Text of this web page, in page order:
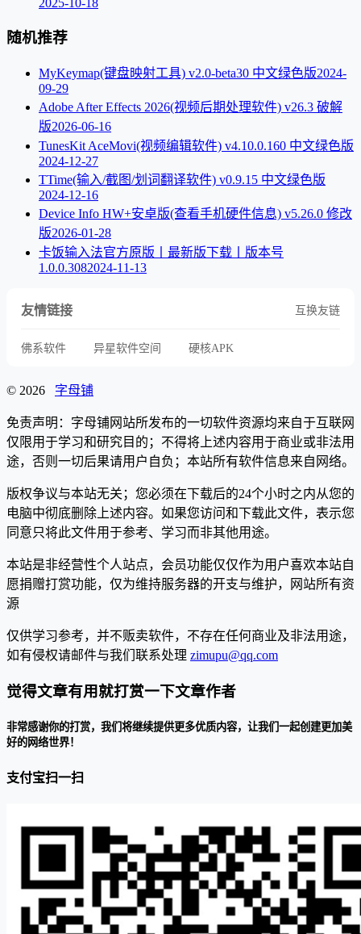
随机推荐
MyKeymap(键盘映射工具) v2.0-beta30 中文绿色版2024-
09-29
Adobe After Effects 2026(视频后期处理软件) v26.3 破解
版2026-06-16
TunesKit AceMovi(视频编辑软件) v4.10.0.160 中文绿色版
2024-12-27
TTime(输入/截图/划词翻译软件) v0.9.15 中文绿色版
2024-12-16
Device Info HW+安卓版(查看手机硬件信息) v5.26.0 修改
版2026-01-28
卡饭输入法官方原版丨最新版下载丨版本号
1.0.0.3082024-11-13
友情链接 互换友链
佛系软件 异星软件空间 硬核APK
© 2026 字母铺
免责声明：字母铺网站所发布的一切软件资源均来自于互联网
仅限用于学习和研究目的；不得将上述内容用于商业或非法用
途，否则一切后果请用户自负；本站所有软件信息来自网络。
版权争议与本站无关；您必须在下载后的24个小时之内从您的
电脑中彻底删除上述内容。如果您访问和下载此文件，表示您
同意只将此文件用于参考、学习而非其他用途。
本站是非经营性个人站点，会员功能仅仅作为用户喜欢本站自
愿捐赠打赏功能，仅为维持服务器的开支与维护，网站所有资
源
仅供学习参考，并不贩卖软件，不存在任何商业及非法用途，
如有侵权请邮件与我们联系处理 zimupu@qq.com
觉得文章有用就打赏一下文章作者
非常感谢你的打赏，我们将继续提供更多优质内容，让我们一起创建更加美
好的网络世界！
支付宝扫一扫